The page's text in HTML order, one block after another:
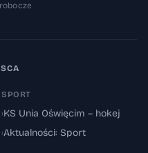
SPORT
›KS Unia Oświęcim – hokej
›Aktualności: Sport